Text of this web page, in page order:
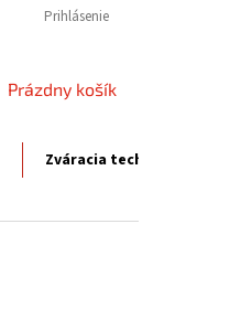
Prihlásenie
NÁKUPNÝ
Prázdny košík
Zváracia technika